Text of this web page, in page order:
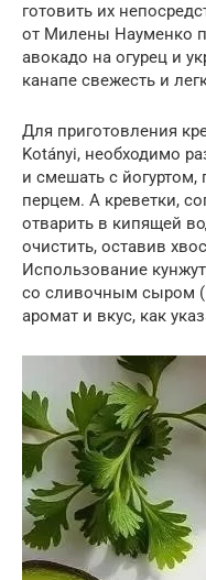
готовить их
от Милены Науменко
авокадо на огурец и
канапе свежесть и
Для приготовления
Kotányi, необходимо
и смешать с
перцем. А креветки,
отварить в кипящей
очистить, оставив
Использование
со сливочным сыром
аромат и вкус, как